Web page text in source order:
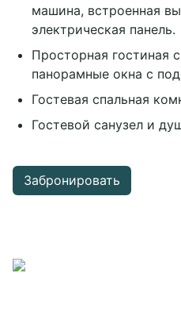
машина, встроенная
электрическая панель.
Просторная гостиная
панорамные окна с
Гостевая спальная
Гостевой санузел и
Забронировать